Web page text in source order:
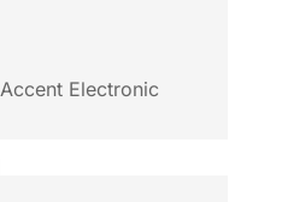
Accent Electronic